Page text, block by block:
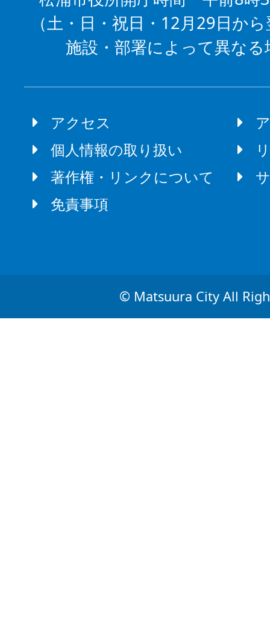
（土・日・祝日・12月29日か
施設・部署によって異な
アクセス
個人情報の取り扱い
著作権・リンクについて
免責事項
© Matsuura City All